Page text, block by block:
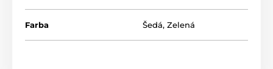
Dostupné rozmery samolepiacich tapiet (v cm –
šírka x výška):
Farba Šedá, Zelená